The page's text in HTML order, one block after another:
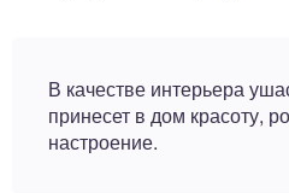
В качестве интерьера
принесет в дом красоту,
настроение.